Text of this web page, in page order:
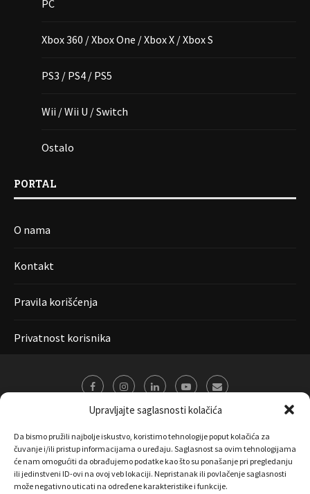
Upravljajte saglasnosti kolačića
Da bismo pružili najbolje iskustvo, koristimo tehnologije poput kolačića za
čuvanje i/ili pristup informacijama o uređaju. Saglasnost sa ovim tehnologijama
će nam omogućiti da obrađujemo podatke kao što su ponašanje pri pregledanju
ili jedinstveni ID-ovi na ovoj veb lokaciji. Nepristanak ili povlačenje saglasnosti
može negativno uticati na određene karakteristike i funkcije.
PC
Xbox 360 / Xbox One / Xbox X / Xbox S
PS3 / PS4 / PS5
Wii / Wii U / Switch
Ostalo
PORTAL
O nama
Kontakt
Pravila korišćenja
Privatnost korisnika